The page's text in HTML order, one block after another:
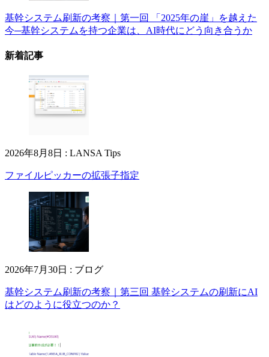
基幹システム刷新の考察｜第一回 「2025年の崖」を越えた
今─基幹システムを持つ企業は、AI時代にどう向き合うか
新着記事
2026年8月8日 : LANSA Tips
ファイルピッカーの拡張子指定
2026年7月30日 : ブログ
基幹システム刷新の考察｜第三回 基幹システムの刷新にAI
はどのように役立つのか？